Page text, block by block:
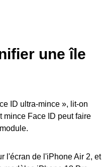
une île
ID ultra-mince », lit-on
mince Face ID peut faire
l'écran de l'iPhone Air 2, et